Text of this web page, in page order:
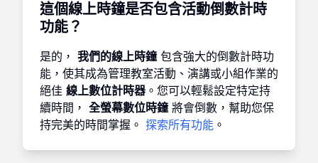
這個線上時鐘是否包含活動倒數計時
功能？
是的， 我們的線上時鐘包含強大的倒數計時功
能，使其成為管理教室活動、演講或小組作業的
絕佳 線上數位計時器 。您可以輕鬆設定特定持
續時間， 全螢幕數位時鐘將會倒數，幫助您保
持完美的時間掌握。 探索所有功能 。